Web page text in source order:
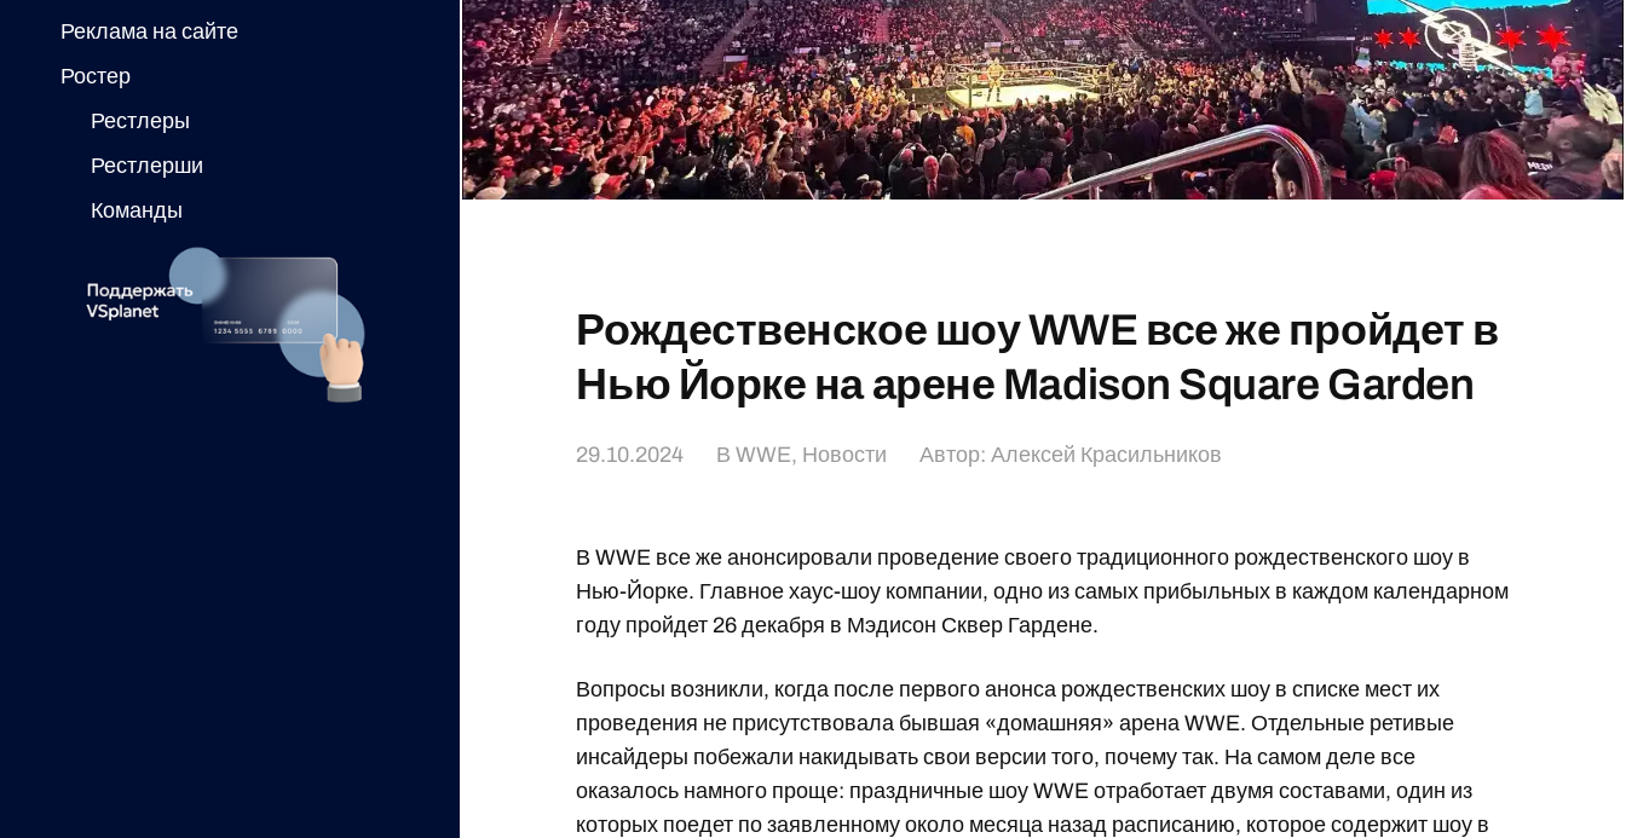
Реклама на сайте
Ростер
Рестлеры
Рестлерши
Команды
Рождественское шоу WWE все же пройдет в
Нью Йорке на арене Madison Square Garden
29.10.2024 ВWWE, Новости Автор:Алексей Красильников
В WWE все же анонсировали проведение своего традиционного рождественского шоу в
Нью-Йорке. Главное хаус-шоу компании, одно из самых прибыльных в каждом календарном
году пройдет 26 декабря в Мэдисон Сквер Гардене.
Вопросы возникли, когда после первого анонса рождественских шоу в списке мест их
проведения не присутствовала бывшая «домашняя» арена WWE. Отдельные ретивые
инсайдеры побежали накидывать свои версии того, почему так. На самом деле все
оказалось намного проще: праздничные шоу WWE отработает двумя составами, один из
которых поедет по заявленному около месяца назад расписанию, которое содержит шоу в